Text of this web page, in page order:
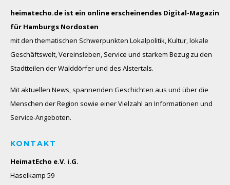
heimatecho.de ist ein online erscheinendes Digital-Magazin
für Hamburgs Nordosten
mit den thematischen Schwerpunkten Lokalpolitik, Kultur, lokale
Geschäftswelt, Vereinsleben, Service und starkem Bezug zu den
Stadtteilen der Walddörfer und des Alstertals.
Mit aktuellen News, spannenden Geschichten aus und über die
Menschen der Region sowie einer Vielzahl an Informationen und
Service-Angeboten.
KONTAKT
HeimatEcho e.V. i.G.
Haselkamp 59